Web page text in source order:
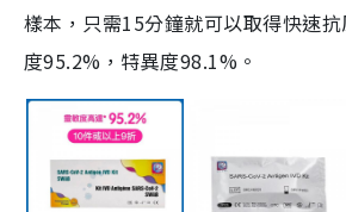
樣本，只需15分鐘就可以取得快速
度95.2%，特異度98.1%。